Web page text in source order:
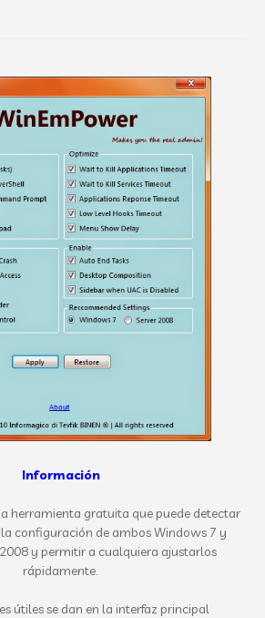
Información
herramienta gratuita que puede detectar
configuración de ambos Windows 7 y
y permitir a cualquiera ajustarlos
rápidamente.
útiles se dan en la interfaz principal